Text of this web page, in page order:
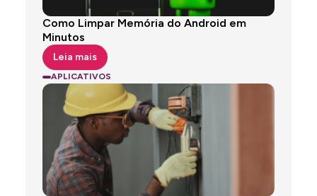
Como Limpar Memória do Android em
Minutos
Leia mais
APLICATIVOS